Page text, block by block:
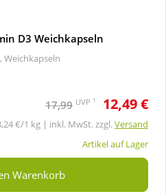
D3 Weichkapseln
Weichkapseln
17,99 UVP 1 12,49 €
€/1 kg | inkl. MwSt. zzgl.Versand
Artikel auf Lager
Warenkorb